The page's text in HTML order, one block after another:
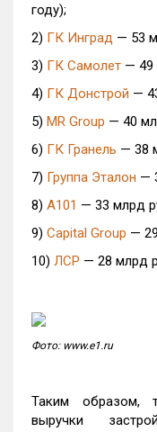
году);
2) ГК Инград — 53
3) ГК Самолет — 49
4) ГК Донстрой —
5) MR Group — 40
6) ГК Гранель — 38
7) Группа Эталон —
8) А101 — 33 млрд
9) Capital Group —
10) ЛСР — 28 млрд
Фото: www.e1.ru
Таким образом,
выручки